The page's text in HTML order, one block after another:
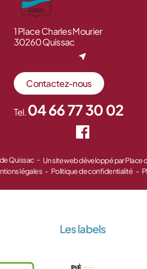
1 Place Charles Mourier
30260 Quissac
Contactez-nous
Tel.04 66 77 30 02
Quissac Un site web développé par Place
légales
Politique de confidentialité
Les labels